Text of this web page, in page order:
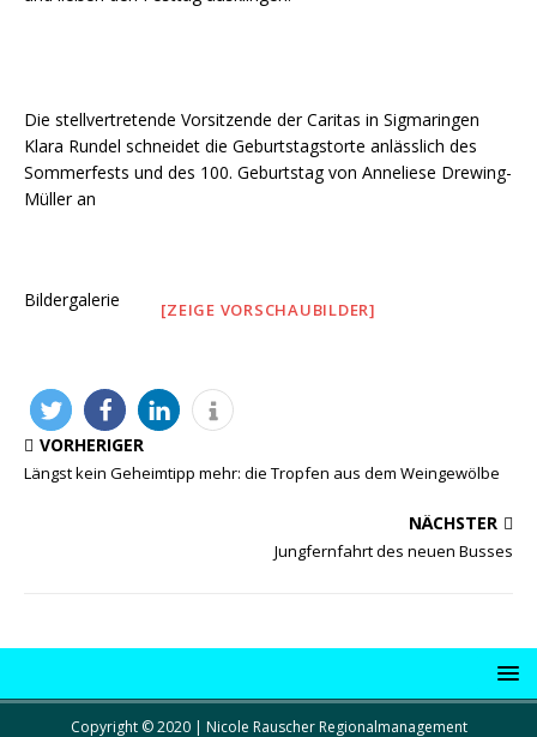
Die stellvertretende Vorsitzende der Caritas in Sigmaringen
Klara Rundel schneidet die Geburtstagstorte anlässlich des
Sommerfests und des 100. Geburtstag von Anneliese Drewing-
Müller an
Bildergalerie [ZEIGE VORSCHAUBILDER]
VORHERIGER
Längst kein Geheimtipp mehr: die Tropfen aus dem Weingewölbe
NÄCHSTER
Jungfernfahrt des neuen Busses
Copyright © 2020 | Nicole Rauscher Regionalmanagement